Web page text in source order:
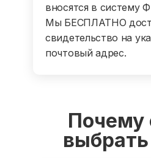
вносятся в систему
Мы БЕСПЛАТНО
свидетельство на
почтовый адрес.
Почему
выбрать